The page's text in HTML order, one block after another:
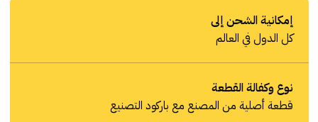
إمكانية الشحن إلى
كل الدول في العالم
نوع وكفالة القطعة
قطعة أصلية من المصنع مع باركود التصنيع